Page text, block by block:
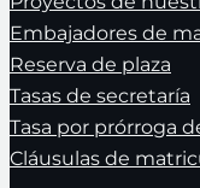
Embajadores de
Reserva de plaza
Tasas de secretaría
Tasa por prórroga
Cláusulas de